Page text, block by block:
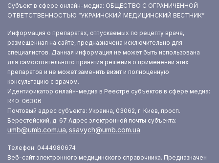
Субъект в сфере онлайн-медиа: ОБЩЕСТВО С ОГРАНИЧЕННОЙ
ОТВЕТСТВЕННОСТЬЮ “УКРАИНСКИЙ МЕДИЦИНСКИЙ ВЕСТНИК”
Информация о препаратах, отпускаемых по рецепту врача,
размещенная на сайте, предназначена исключительно для
специалистов. Данная информация не может быть использована
для самостоятельного принятия решения о применении этих
препаратов и не может заменить визит и полноценную
консультацию с врачом.
Идентификатор онлайн-медиа в Реестре субъектов в сфере медиа:
R40-06306
Почтовый адрес субъекта: Украина, 03062, г. Киев, просп.
Берестейский, д. 67 Адрес электронной почты субъекта:
umb@umb.com.ua, ssavych@umb.com.ua
Телефон: 0444980674
Веб-сайт электронного медицинского справочника. Предназначен